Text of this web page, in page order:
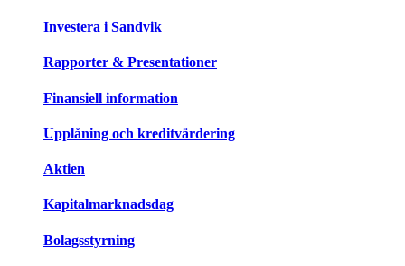
Investera i Sandvik
Rapporter & Presentationer
Finansiell information
Upplåning och kreditvärdering
Aktien
Kapitalmarknadsdag
Bolagsstyrning